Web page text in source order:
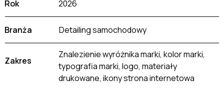
Rok 2026
Branża Detailing samochodowy
Zakres
Znalezienie wyróżnika marki, kolor marki,
typografia marki, logo, materiały
drukowane, ikony strona internetowa